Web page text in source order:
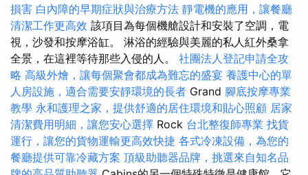
損害 白內障的早期症狀與治療方法 靜電機的應用，讓餐廳
清潔工作更高效 該項目為每個機艙設計和安裝了空調，電
視，沙發和按摩浴缸。 淋浴的經驗與美麗的私人紅外桑拿
全景，在這裡等待那些入侵的人。 社團法人登記申請全攻
略 高級外燴，讓每個聚會都成為難忘的盛宴 養護中心的單
人房設施，適合需要安靜環境的長者 Grand 腳底按摩專業
教學 永和護理之家，提供舒適的居住環境和貼心照顧 居家
清潔費用明細，讓您安心選擇 Rock 台北整復師專業 找貨
運行，讓您的貨物運輸更高效快捷 各式冷凍設備，為您的
餐廳提供可靠冷藏方案 頂級助聽器品牌，挑選來自知名品